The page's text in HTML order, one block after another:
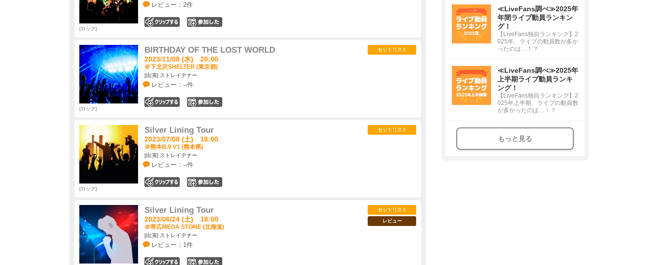
レビュー：2件
ロック
BIRTHDAY OF THE LOST WORLD
2023/11/08 (水) 20:00
＠下北沢SHELTER (東京都)
[出演] ストレイテナー
レビュー：--件
セットリスト
ロック
Silver Lining Tour
2023/07/08 (土) 18:00
＠熊本B.9 V1 (熊本県)
[出演] ストレイテナー
レビュー：--件
セットリスト
ロック
Silver Lining Tour
2023/06/24 (土) 18:00
＠帯広MEGA STONE (北海道)
[出演] ストレイテナー
レビュー：1件
セットリスト
レビュー
≪LiveFans調べ≫2025年
年間ライブ動員ランキン
グ！
【LiveFans独自ランキング】2
025年、ライブの動員数が多か
ったのは…！？
≪LiveFans調べ≫2025年
上半期ライブ動員ランキ
ング！
【LiveFans独自ランキング】2
025年上半期、ライブの動員数
が多かったのは…！？
もっと見る